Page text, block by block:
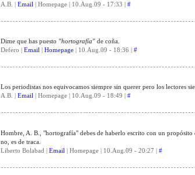
A.B. | Email | Homepage | 10.Aug.09 - 17:33 | #
Dime que has puesto "hortografía"de coña.
Defero | Email | Homepage| 10.Aug.09 - 18:36 | #
Los periodistas nos equivocamos siempre sin querer pero los lectores
A.B. | Email | Homepage | 10.Aug.09 - 18:49 | #
Hombre, A. B., "hortografía" debes de haberlo escrito con un
no, es de traca.
Liberto Bolabad | Email | Homepage | 10.Aug.09 - 20:27 | #